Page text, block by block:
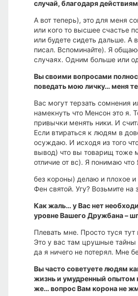
случай, благодаря
А вот теперь), это для меня
или кого то высшее счастье
или будете сидеть дальше. А
писал. Вспоминайте). Я
случаях. Одним больше или
Вы своими вопросами
поведать мою личку… меня
Вас могут терзать сомнения
намекнуть что Менсон это я.
привычки менять ники. И
Если втираться к людям в
осуждаю. И исходя из того
вывод) что вы товарищ тоже
отличие от вс). Я понимаю что
без короны) делаю и плохое
Фен святой. Угу? Возьмите на
Как жаль… у Вас нет
уровне Вашего Дружбана –
Плевать мне. Просто туся
Это у вас там црушные тайны
да я ничего не потерял. Мне
Вы часто советуете людям
жизнь и умудренный опытом
же… вопрос Вам корона не